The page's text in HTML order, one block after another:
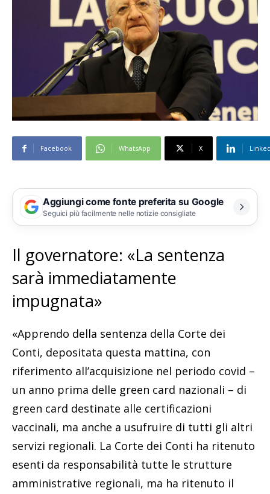
Facebook WhatsApp X
Aggiungi come fonte preferita su Google
Seguici più facilmente nelle notizie consigliate
Il governatore: «La sentenza
sarà immediatamente
impugnata»
«Apprendo della sentenza della Corte dei
Conti, depositata questa mattina, con
riferimento all’acquisizione nel periodo covid –
un anno prima delle green card nazionali – di
green card destinate alle certificazioni
vaccinali, ma anche a usufruire di tutti gli altri
servizi regionali. La Corte dei Conti ha ritenuto
esenti da responsabilità tutte le strutture
amministrative regionali, ma ha ritenuto il